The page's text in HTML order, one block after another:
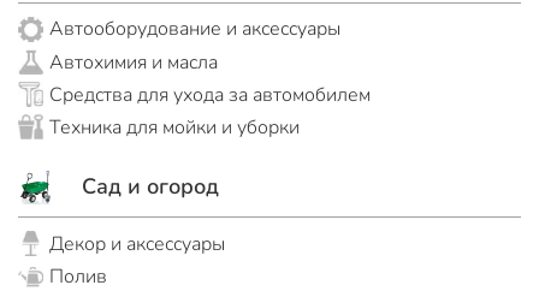
Автооборудование и аксессуары
Автохимия и масла
Средства для ухода за автомобилем
Техника для мойки и уборки
Сад и огород
Декор и аксессуары
Полив